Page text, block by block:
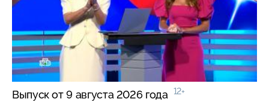
Выпуск от 9 августа 2026 года 12+